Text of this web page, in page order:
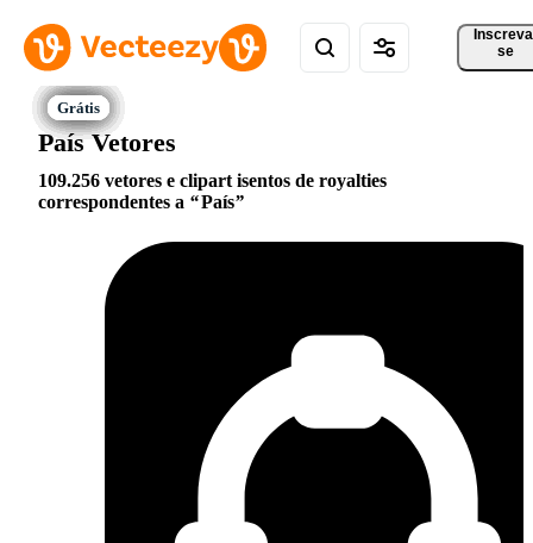
se
País Vetores
109.256 vetores e clipart isentos de royalties
correspondentes a
País